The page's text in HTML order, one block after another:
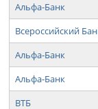
Альфа-Банк
Всероссийский
Альфа-Банк
Альфа-Банк
ВТБ